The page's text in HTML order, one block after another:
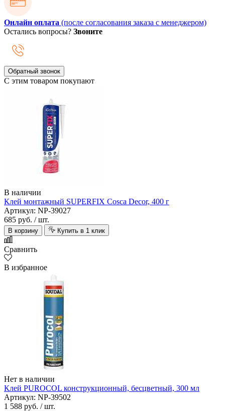
Онлайн оплата (после согласования заказа с менеджером)
Остались вопросы? Звоните
Обратный звонок
С этим товаром покупают
В наличии
Клей монтажный SUPERFIX Cosca Decor, 400 г
Артикул: NP-39027
685 руб. / шт.
В корзину Купить в 1 клик
Сравнить
В избранное
Нет в наличии
Клей PUROCOL конструкционный, бесцветный, 300 мл
Артикул: NP-39502
1 588 руб. / шт.